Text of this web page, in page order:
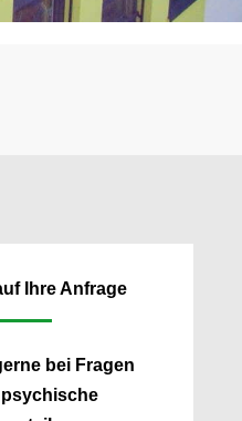
Ihre Anfrage
bei Fragen